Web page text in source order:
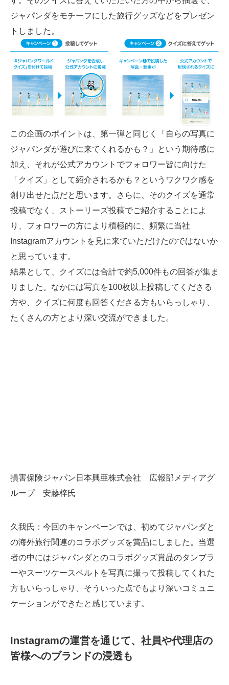
ジャパンダをモチーフにした旅行グッズなどをプレゼン
トしました。
この企画のポイントは、第一弾と同じく「自らの写真に
ジャパンダが遊びに来てくれるかも？」という期待感に
加え、それが公式アカウントでフォロワー皆に向けた
「クイズ」として紹介されるかも？というワクワク感を
創り出せた点だと思います。さらに、そのクイズを通常
投稿でなく、ストーリーズ投稿でご紹介することによ
り、フォロワーの方により積極的に、頻繁に当社
Instagramアカウントを見に来ていただけたのではないか
と思っています。
結果として、クイズには合計で約5,000件もの回答が集ま
りました。なかには写真を100枚以上投稿してくださる
方や、クイズに何度も回答くださる方もいらっしゃり、
たくさんの方とより深い交流ができました。
損害保険ジャパン日本興亜株式会社 広報部メディアグ
ループ 安藤梓氏
久我氏 ：今回のキャンペーンでは、初めてジャパンダと
の海外旅行関連のコラボグッズを賞品にしました。当選
者の中にはジャパンダとのコラボグッズ賞品のタンブラ
ーやスーツケースベルトを写真に撮って投稿してくれた
方もいらっしゃり、そういった点でもより深いコミュニ
ケーションができたと感じています。
Instagramの運営を通じて、 社員や代理店の
皆様へのブランドの浸透も